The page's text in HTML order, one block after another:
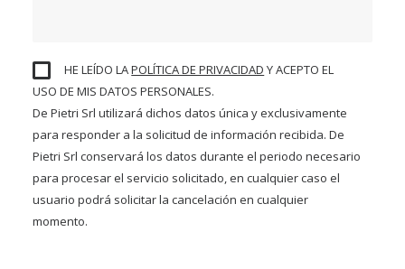
HE LEÍDO LAPOLÍTICA DE PRIVACIDAD Y ACEPTO EL
USO DE MIS DATOS PERSONALES.
De Pietri Srl utilizará dichos datos única y exclusivamente
para responder a la solicitud de información recibida. De
Pietri Srl conservará los datos durante el periodo necesario
para procesar el servicio solicitado, en cualquier caso el
usuario podrá solicitar la cancelación en cualquier
momento.